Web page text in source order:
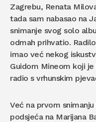
Zagrebu, Renata
tada sam nabasao na
snimanje svog solo
odmah prihvatio.
imao već nekog
Guidom Mineom koji
radio s vrhunskim
Već na prvom
podsjeća na Marijana